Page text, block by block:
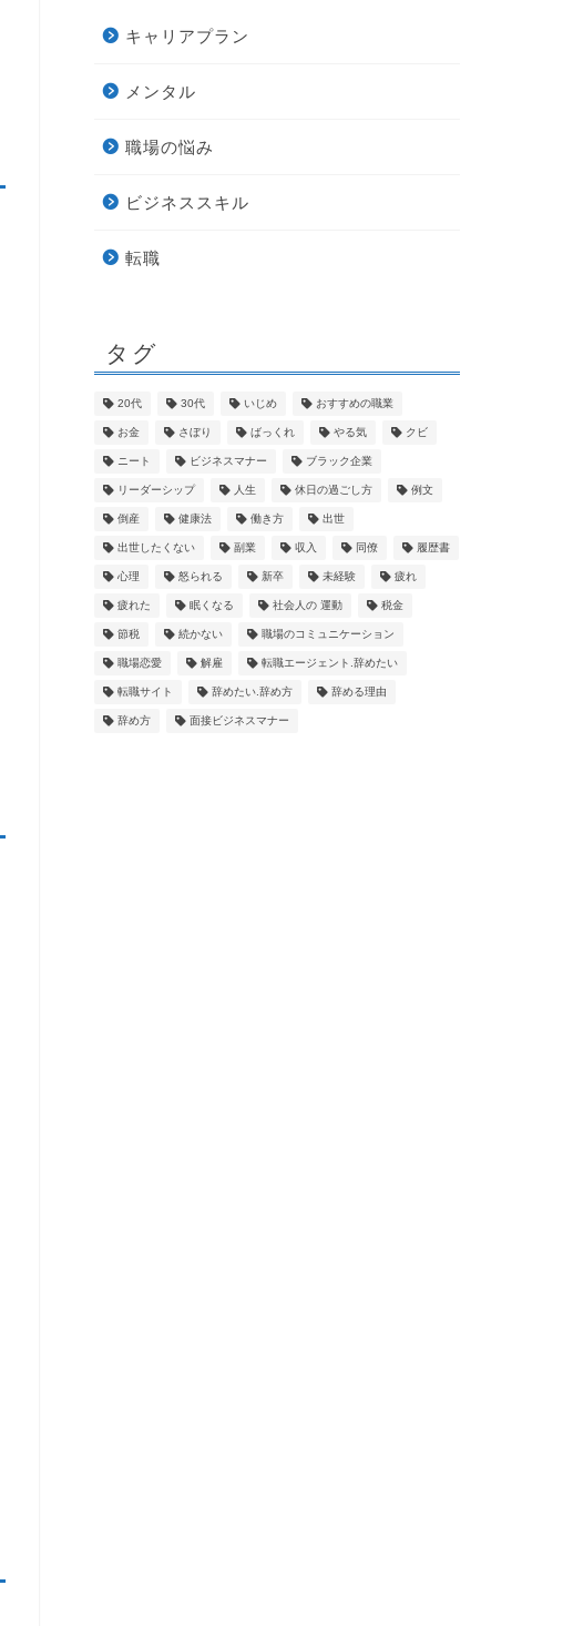
キャリアプラン
メンタル
職場の悩み
ビジネススキル
転職
タグ
20代 30代 いじめ おすすめの職業
お金 さぼり ばっくれ やる気 クビ
ニート ビジネスマナー ブラック企業
リーダーシップ 人生 休日の過ごし方 例文
倒産 健康法 働き方 出世
出世したくない 副業 収入 同僚 履歴書
心理 怒られる 新卒 未経験 疲れ
疲れた 眠くなる 社会人の 運動 税金
節税 続かない 職場のコミュニケーション
職場恋愛 解雇 転職エージェント.辞めたい
転職サイト 辞めたい.辞め方 辞める理由
辞め方 面接ビジネスマナー